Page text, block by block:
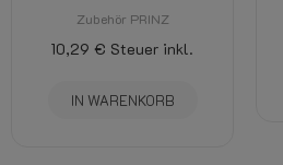
Zubehör PRINZ
10,29 € Steuer inkl.
IN WARENKORB